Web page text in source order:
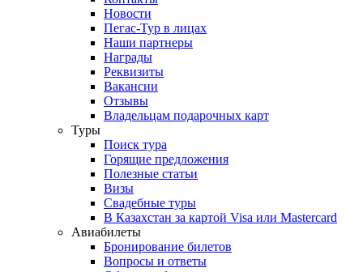
Новости
Пегас-Тур в лицах
Наши партнеры
Награды
Реквизиты
Вакансии
Отзывы
Владельцам подарочных карт
Туры
Поиск тура
Горящие предложения
Полезные статьи
Визы
Свадебные туры
В Казахстан за картой Visa или Masterсard
Авиабилеты
Бронирование билетов
Вопросы и ответы